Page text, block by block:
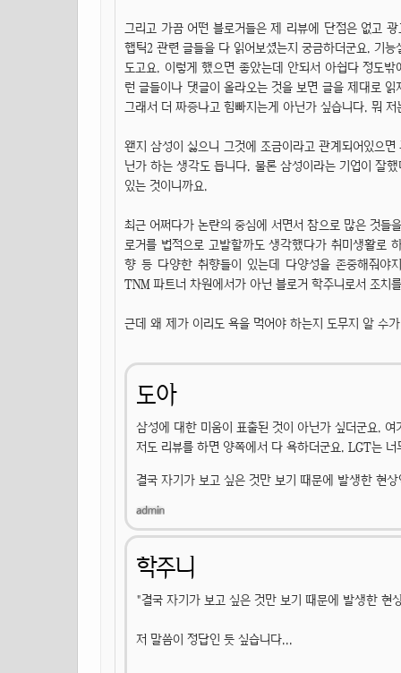
그리고 가끔 어떤 블로거들은 제 리뷰에 단점은 없고
햅틱2 관련 글들을 다 읽어보셨는지 궁금하더군요. 기
도고요. 이렇게 했으면 좋았는데 안되서 아쉽다 정도
런 글들이나 댓글이 올라오는 것을 보면 글을 제대로
그래서 더 짜증나고 힘빠지는게 아닌가 싶습니다. 뭐
왠지 삼성이 싫으니 그것에 조금이라고 관계되어있으
닌가 하는 생각도 듭니다. 물론 삼성이라는 기업이 잘
있는 것이니까요.
최근 어쩌다가 논란의 중심에 서면서 참으로 많은 것들
로거를 법적으로 고발할까도 생각했다가 취미생활로
향 등 다양한 취향들이 있는데 다양성을 존중해줘야
TNM 파트너 차원에서가 아닌 블로거 학주니로서 조치
근데 왜 제가 이리도 욕을 먹어야 하는지 도무지 알
도아
삼성에 대한 미움이 표출된 것이 아닌가 싶더군요.
저도 리뷰를 하면 양쪽에서 다 욕하더군요. LGT는
결국 자기가 보고 싶은 것만 보기 때문에 발생한 현
학주니
"결국 자기가 보고 싶은 것만 보기 때문에 발생한 현
저 말씀이 정답인 듯 싶습니다...